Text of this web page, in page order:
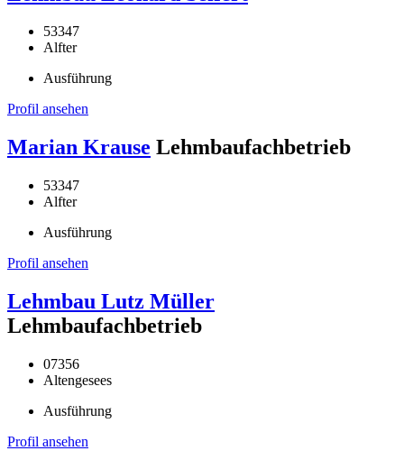
53347
Alfter
Ausführung
Profil ansehen
Marian Krause Lehmbaufachbetrieb
53347
Alfter
Ausführung
Profil ansehen
Lehmbau Lutz Müller
Lehmbaufachbetrieb
07356
Altengesees
Ausführung
Profil ansehen